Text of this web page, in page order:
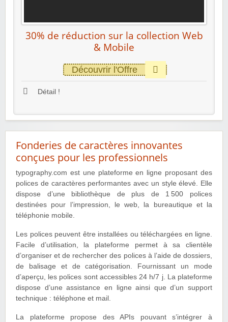
30% de réduction sur la collection Web
& Mobile
Découvrir l'Offre
Détail !
Fonderies de caractères innovantes
conçues pour les professionnels
typography.com est une plateforme en ligne proposant des
polices de caractères performantes avec un style élevé. Elle
dispose d’une bibliothèque de plus de 1 500 polices
destinées pour l’impression, le web, la bureautique et la
téléphonie mobile.
Les polices peuvent être installées ou téléchargées en ligne.
Facile d’utilisation, la plateforme permet à sa clientèle
d’organiser et de rechercher des polices à l’aide de dossiers,
de balisage et de catégorisation. Fournissant un mode
d’aperçu, les polices sont accessibles 24 h/7 j. La plateforme
dispose d’une assistance en ligne ainsi que d’un support
technique : téléphone et mail.
La plateforme propose des APIs pouvant s’intégrer à